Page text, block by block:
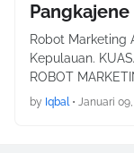
Robot Marketing
Kepulauan.
ROBOT
by Iqbal • Januari